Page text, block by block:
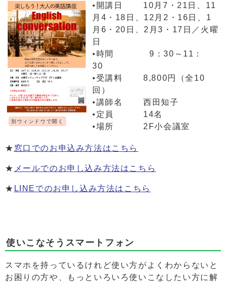
別ウィンドウで開く
•開講日 10月7・21日、11
月4・18日、12月2・16日、1
月6・20日、2月3・17日／火曜
日
•時間 9：30～11：
30
•受講料 8,800円（全10
回）
•講師名 西田知子
•定員 14名
•場所 2F小会議室
★ 窓口でのお申込み方法はこちら
★ メールでのお申し込み方法はこちら
★ LINEでのお申し込み方法はこちら
使いこなそうスマートフォン
スマホを持っているけれど使い方がよくわからないと
お困りの方や、もっといろいろ使いこなしたい方に解